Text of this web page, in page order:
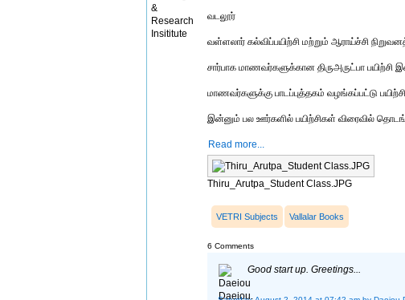
வடலூர்
வள்ளலார் கல்விப்பயிற்சி மற்றும் ஆராய்ச்சி
சார்பாக மாணவர்களுக்கான திருஅருட்பா பயிற்சி
மாணவர்களுக்கு பாடப்புத்தகம் வழங்கப்பட்டு
இன்னும் பல ஊர்களில் பயிற்சிகள் விரைவில்
Read more...
Thiru_Arutpa_Student Class.JPG
VETRI Subjects Vallalar Books
6 Comments
Good start up. Greetings...